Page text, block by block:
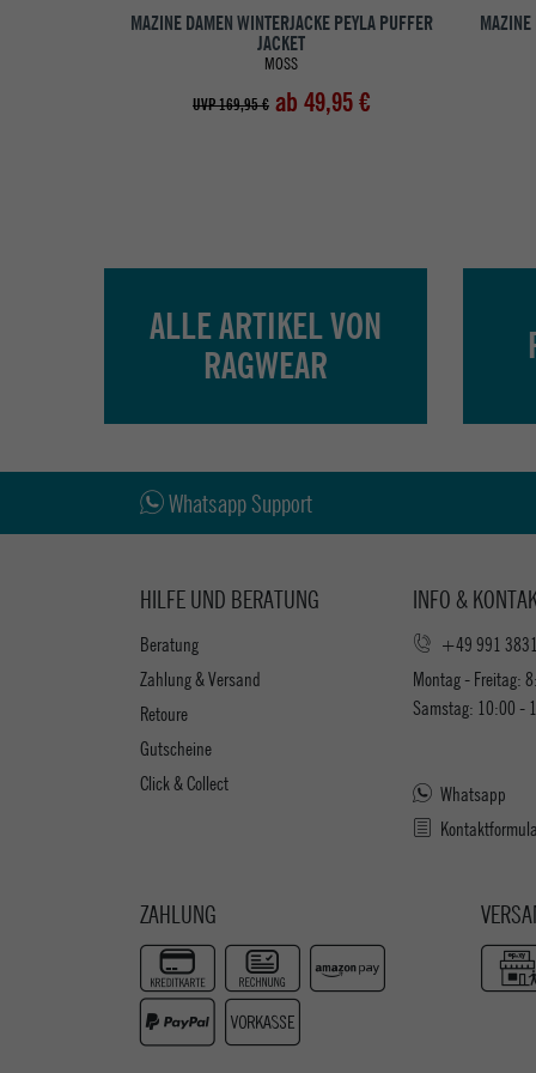
MAZINE DAMEN WINTERJACKE PEYLA PUFFER
JACKET
MOSS
UVP 169,95 € ab 49,95 €
MAZINE
ALLE ARTIKEL VON
RAGWEAR
Whatsapp Support
HILFE UND BERATUNG
Beratung
Zahlung & Versand
Retoure
Gutscheine
Click & Collect
INFO &
+49 991
Montag - Freitag:
Samstag: 10:00 -
Whatsapp
ZAHLUNG